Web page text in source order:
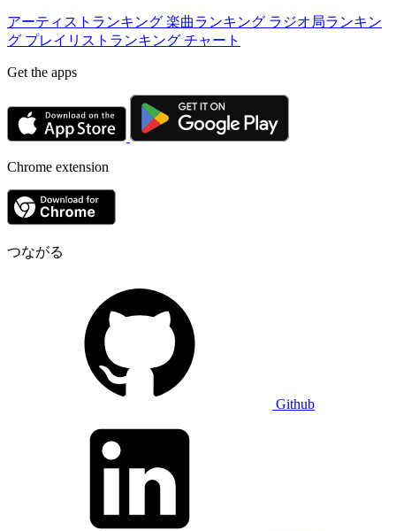
アーティストランキング 楽曲ランキング ラジオ局ランキン
グ プレイリストランキング チャート
Get the apps
Chrome extension
つながる
Github